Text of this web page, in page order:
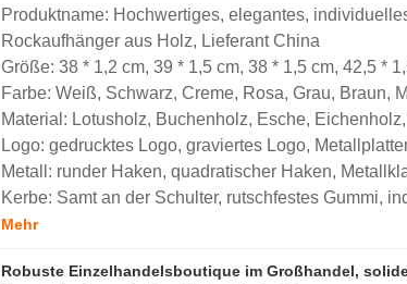
Produktname: Hochwertiges, elegantes,
Rockaufhänger aus Holz, Lieferant China
Größe: 38 * 1,2 cm, 39 * 1,5 cm, 38 * 1,5 cm, 42,5 *
Farbe: Weiß, Schwarz, Creme, Rosa, Grau, Braun,
Material: Lotusholz, Buchenholz, Esche, Eichenholz,
Logo: gedrucktes Logo, graviertes Logo,
Metall: runder Haken, quadratischer Haken,
Kerbe: Samt an der Schulter, rutschfestes Gummi,
Mehr
Robuste Einzelhandelsboutique im Großhandel,